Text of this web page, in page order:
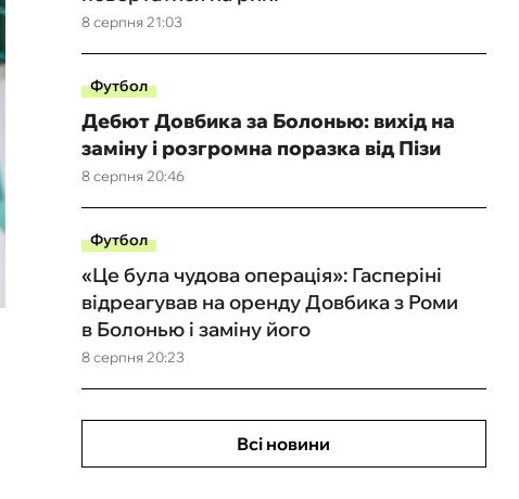
8 серпня 21:03
Футбол
8 серпня 20:46
Дебют Довбика за Болонью: вихід на
заміну і розгромна поразка від Пізи
Футбол
8 серпня 20:23
«Це була чудова операція»: Гасперіні
відреагував на оренду Довбика з Роми
в Болонью і заміну його
Всі новини